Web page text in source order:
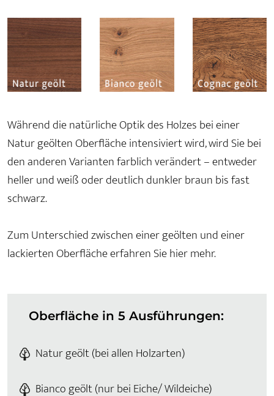
Während die natürliche Optik des Holzes bei einer
Natur geölten Oberfläche intensiviert wird, wird Sie bei
den anderen Varianten farblich verändert – entweder
heller und weiß oder deutlich dunkler braun bis fast
schwarz.
Zum Unterschied zwischen einer geölten und einer
lackierten Oberfläche erfahren Sie hier mehr.
Oberfläche in 5 Ausführungen:
Natur geölt (bei allen Holzarten)
Bianco geölt (nur bei Eiche/ Wildeiche)